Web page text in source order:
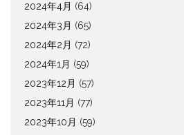
2024年4月 (64)
2024年3月 (65)
2024年2月 (72)
2024年1月 (59)
2023年12月 (57)
2023年11月 (77)
2023年10月 (59)